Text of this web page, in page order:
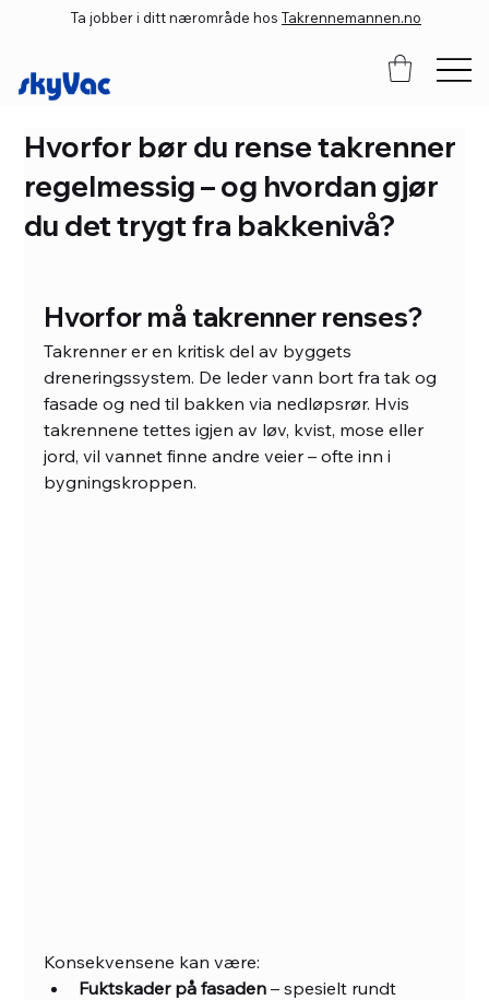
Ta jobber i ditt nærområde hos Takrennemannen.no
Hvorfor bør du rense takrenner
regelmessig – og hvordan gjør
du det trygt fra bakkenivå?
Hvorfor må takrenner renses?
Takrenner er en kritisk del av byggets
dreneringssystem. De leder vann bort fra tak og
fasade og ned til bakken via nedløpsrør. Hvis
takrennene tettes igjen av løv, kvist, mose eller
jord, vil vannet finne andre veier – ofte inn i
bygningskroppen.
Konsekvensene kan være:
Fuktskader på fasaden – spesielt rundt